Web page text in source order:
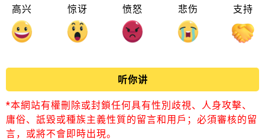
高兴 惊讶 愤怒 悲伤 支持
听你讲
*本網站有權刪除或封鎖任何具有性別歧視、人身攻擊、
庸俗、詆毀或種族主義性質的留言和用戶；必須審核的留
言，或將不會即時出現。